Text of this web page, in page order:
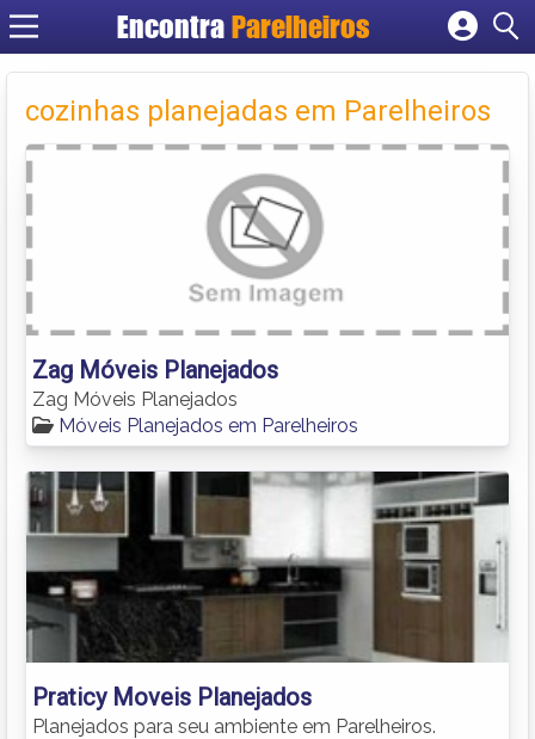
Encontra Parelheiros
Cadastrar empresa
Criar conta
cozinhas planejadas em Parelheiros
Zag Móveis Planejados
Zag Móveis Planejados
Móveis Planejados em Parelheiros
Praticy Moveis Planejados
Planejados para seu ambiente em Parelheiros.